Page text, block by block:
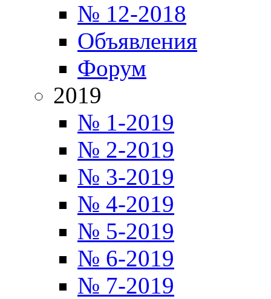
№ 12-2018
Объявления
Форум
2019
№ 1-2019
№ 2-2019
№ 3-2019
№ 4-2019
№ 5-2019
№ 6-2019
№ 7-2019